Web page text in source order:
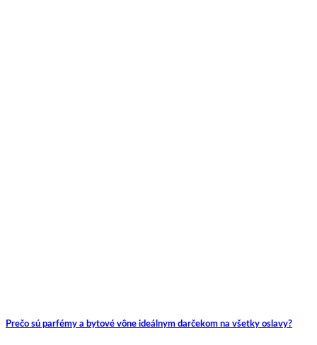
Prečo sú parfémy a bytové vône ideálnym darčekom na všetky oslavy?